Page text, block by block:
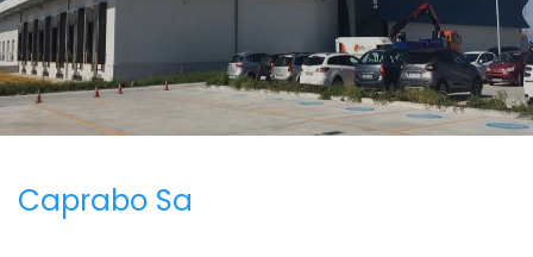
Caprabo Sa